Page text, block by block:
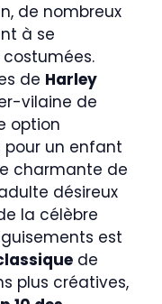
de nombreux
à se
de Harley
vilaine de
option
pour un enfant
charmante de
désireux
la célèbre
est
de
plus créatives,